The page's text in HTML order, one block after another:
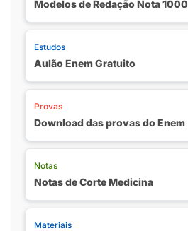
Modelos de Redação Nota 1000
Estudos
Aulão Enem Gratuito
Provas
Download das provas do Enem
Notas
Notas de Corte Medicina
Materiais